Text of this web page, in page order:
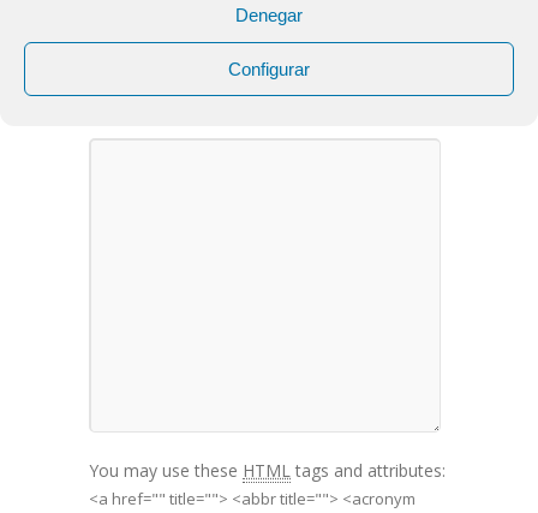
Denegar
Configurar
LEAVE A COMMENT
You may use these HTML tags and attributes:
<a href="" title=""> <abbr title=""> <acronym